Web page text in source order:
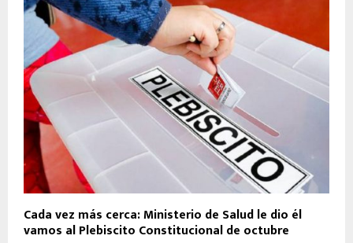
Cada vez más cerca: Ministerio de Salud le dio él
vamos al Plebiscito Constitucional de octubre